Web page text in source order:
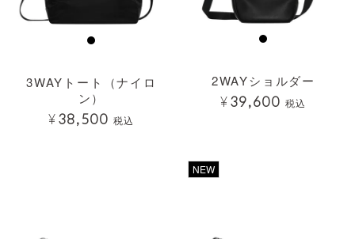
3WAYトート（ナイロ
ン）
¥38,500 税込
2WAYショルダー
¥39,600 税込
NEW